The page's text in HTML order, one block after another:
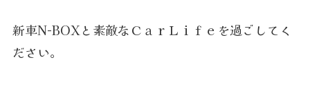
新車N-BOXと素敵なＣａｒＬｉｆｅを過ごしてく
ださい。